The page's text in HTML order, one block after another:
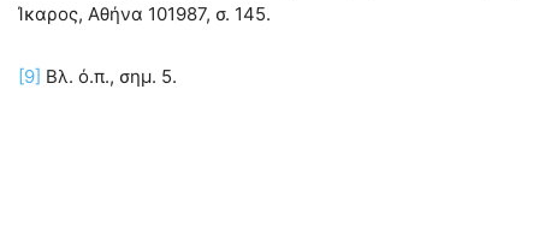
Ίκαρος, Αθήνα 101987, σ. 145.
[9] Βλ. ό.π., σημ. 5.